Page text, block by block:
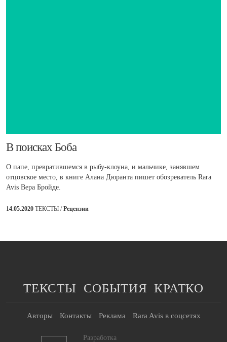
​В поисках Боба
О папе, превратившемся в рыбу-клоуна, и мальчике, занявшем
отцовское место, в книге Алана Дюранта пишет обозреватель Rara
Avis Вера Бройде.
14.05.2020 ТЕКСТЫ /Рецензии
ТЕКСТЫ СОБЫТИЯ КРАТКО
Авторы Контакты Реклама Rara Avis в соцсетях
Разработка